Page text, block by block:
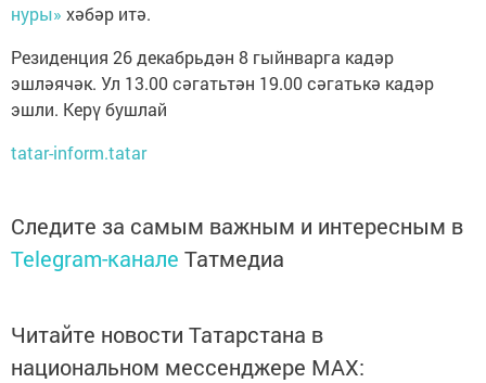
нуры» хәбәр итә.
Резиденция 26 декабрьдән 8 гыйнварга кадәр
эшләячәк. Ул 13.00 сәгатьтән 19.00 сәгатькә кадәр
эшли. Керү бушлай
tatar-inform.tatar
Следите за самым важным и интересным в
Telegram-канале Татмедиа
Читайте новости Татарстана в
национальном мессенджере MАХ: